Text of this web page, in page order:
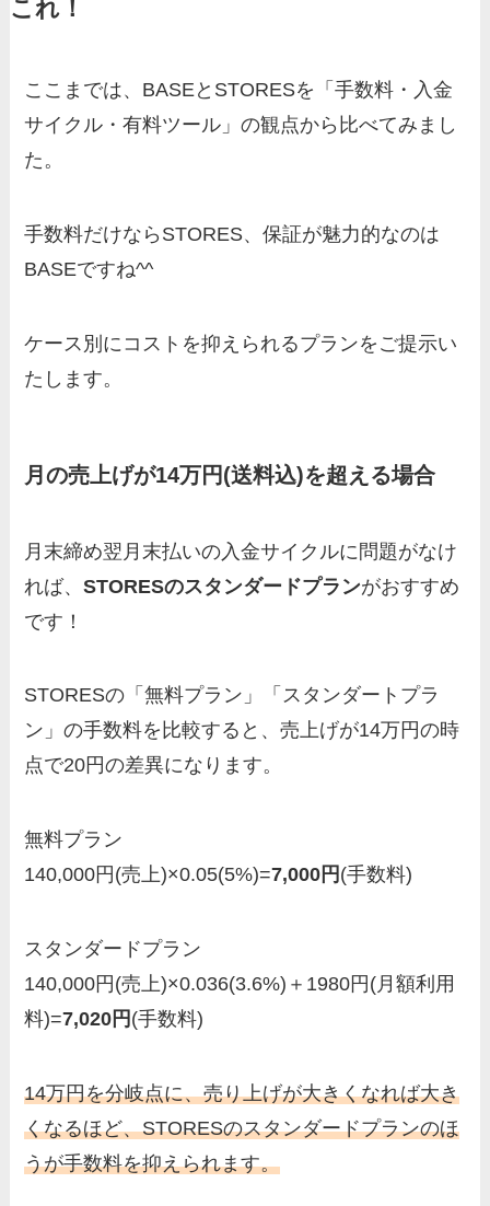
これ！
ここまでは、BASEとSTORESを「手数料・入金
サイクル・有料ツール」の観点から比べてみまし
た。
手数料だけならSTORES、保証が魅力的なのは
BASEですね^^
ケース別にコストを抑えられるプランをご提示い
たします。
月の売上げが14万円(送料込)を超える場合
月末締め翌月末払いの入金サイクルに問題がなけ
れば、STORESのスタンダードプランがおすすめ
です！
STORESの「無料プラン」「スタンダートプラ
ン」の手数料を比較すると、売上げが14万円の時
点で20円の差異になります。
無料プラン
140,000円(売上)×0.05(5%)=7,000円 (手数料)
スタンダードプラン
140,000円(売上)×0.036(3.6%)＋1980円(月額利用
料)=7,020円 (手数料)
14万円を分岐点に、売り上げが大きくなれば大き
くなるほど、STORESのスタンダードプランのほ
うが手数料を抑えられます。